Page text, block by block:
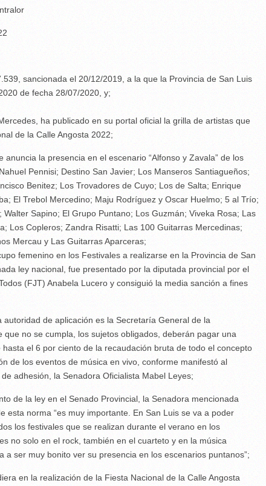
sancionada el 20/12/2019, a la que la Provincia de San Luis
de fecha 28/07/2020, y;
ha publicado en su portal oficial la grilla de artistas que
de la Calle Angosta 2022;
anuncia la presencia en el escenario “Alfonso y Zavala” de los
Pennisi; Destino San Javier; Los Manseros Santiagueños;
Benitez; Los Trovadores de Cuyo; Los de Salta; Enrique
El Trebol Mercedino; Maju Rodríguez y Oscar Huelmo; 5 al Trío;
Sapino; El Grupo Puntano; Los Guzmán; Viveka Rosa; Las
Los Copleros; Zandra Risatti; Las 100 Guitarras Mercedinas;
Mercau y Las Guitarras Aparceras;
femenino en los Festivales a realizarse en la Provincia de San
ley nacional, fue presentado por la diputada provincial por el
(FJT) Anabela Lucero y consiguió la media sanción a fines
autoridad de aplicación es la Secretaría General de la
que no se cumpla, los sujetos obligados, deberán pagar una
el 6 por ciento de la recaudación bruta de todo el concepto
de los eventos de música en vivo, conforme manifestó al
adhesión, la Senadora Oficialista Mabel Leyes;
de la ley en el Senado Provincial, la Senadora mencionada
esta norma “es muy importante. En San Luis se va a poder
los festivales que se realizan durante el verano en los
no solo en el rock, también en el cuarteto y en la música
a ser muy bonito ver su presencia en los escenarios puntanos”;
en la realización de la Fiesta Nacional de la Calle Angosta